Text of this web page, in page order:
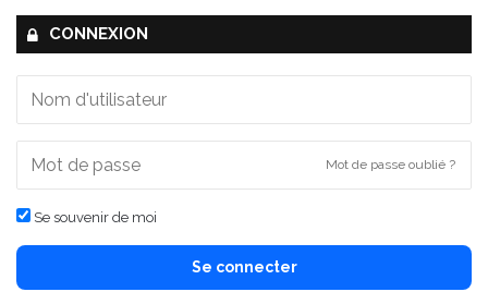
CONNEXION
Mot de passe oublié ?
Se souvenir de moi
Se connecter